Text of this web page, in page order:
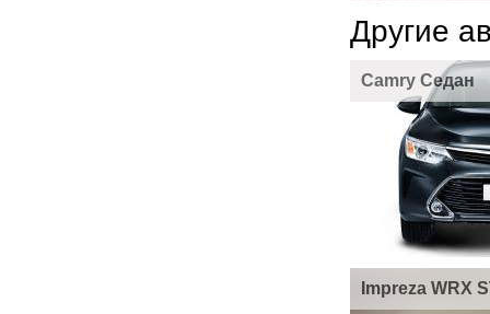
Другие
Camry Седан
Impreza WRX